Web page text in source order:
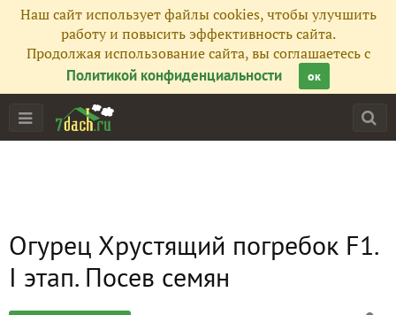
Наш сайт использует файлы cookies, чтобы улучшить
работу и повысить эффективность сайта.
Продолжая использование сайта, вы соглашаетесь с
Политикой конфиденциальности
ок
Огурец Хрустящий погребок F1.
I этап. Посев семян